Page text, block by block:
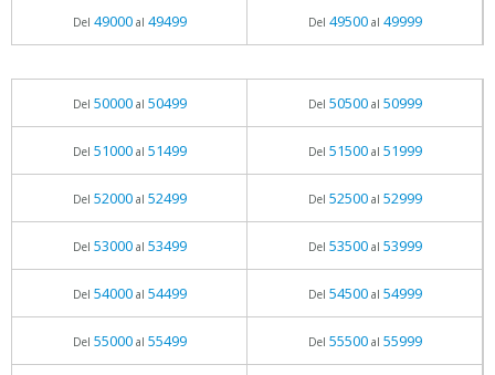
Del 49000al 49499 Del 49500al 49999
Del 50000al 50499 Del 50500al 50999
Del 51000al 51499 Del 51500al 51999
Del 52000al 52499 Del 52500al 52999
Del 53000al 53499 Del 53500al 53999
Del 54000al 54499 Del 54500al 54999
Del 55000al 55499 Del 55500al 55999